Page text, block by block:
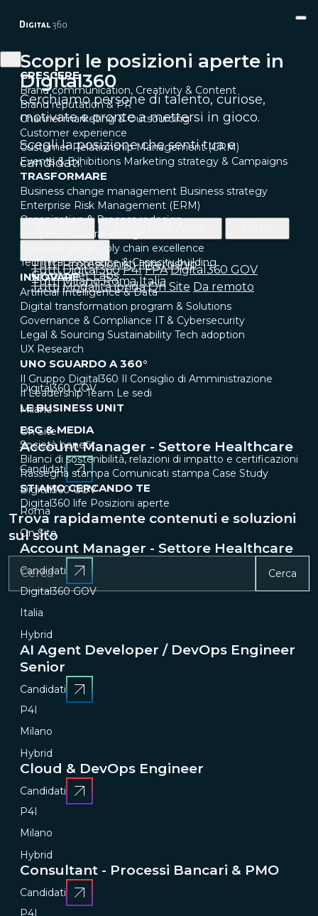
CRESCERE
Brand communication, Creativity & Content
Brand reputation & PR
Channel marketing & Outsourcing
Customer experience
Customer Relationship Management (CRM)
Events & Exhibitions Marketing strategy & Campaigns
TRASFORMARE
Business change management Business strategy
Enterprise Risk Management (ERM)
Organization & Process redesign
People & Cultural change
Operations & Supply chain excellence
Technical assistance & Capacity building
INNOVARE
Artificial Intelligence & Data
Digital transformation program & Solutions
Governance & Compliance IT & Cybersecurity
Legal & Sourcing Sustainability Tech adoption
UX Research
UNO SGUARDO A 360°
Il Gruppo Digital360 Il Consiglio di Amministrazione
Il Leadership Team Le sedi
LE BUSINESS UNIT
ESG & MEDIA
Società benefit
Bilanci di sostenibilità, relazioni di impatto e certificazioni
Rassegna stampa Comunicati stampa Case Study
STIAMO CERCANDO TE
Digital360 life Posizioni aperte
Trova rapidamente contenuti e soluzioni
sul sito
Cerca
Scopri le posizioni aperte in
Digital360
Cerchiamo persone di talento, curiose,
motivate e pronte a mettersi in gioco.
Scegli la posizione che senti tua e
candidati.
Tutti Professionisti Internship
Tutti Digital360 P4I FPA Digital360 GOV
Cryptonet Labs
Tutti Milano Roma Italia
Tutti Modalità ibrida On Site Da remoto
Digital360 GOV
Milano
On Site
Account Manager - Settore Healthcare
Candidati
Digital360 GOV
Roma
On Site
Account Manager - Settore Healthcare
Candidati
Digital360 GOV
Italia
Hybrid
AI Agent Developer / DevOps Engineer
Senior
Candidati
P4I
Milano
Hybrid
Cloud & DevOps Engineer
Candidati
P4I
Milano
Hybrid
Consultant - Processi Bancari & PMO
Candidati
P4I